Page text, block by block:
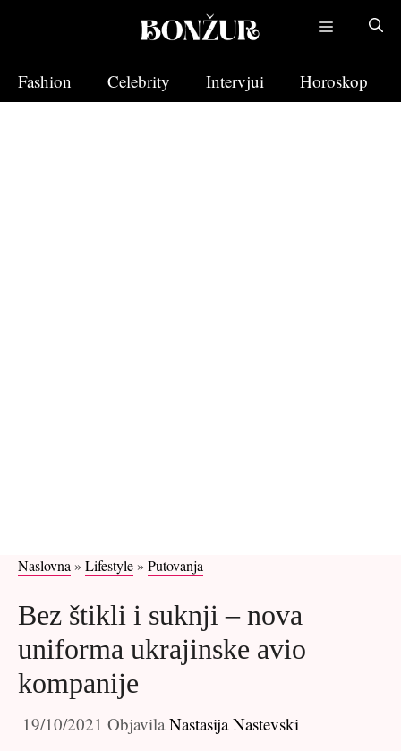
Fashion
Celebrity Intervjui Horoskop
Naslovna » Lifestyle» Putovanja
Bez štikli i suknji – nova
uniforma ukrajinske avio
kompanije
19/10/2021 Objavila Nastasija Nastevski